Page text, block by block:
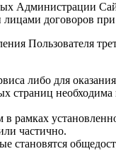
Администрации
договоров
Пользователя
либо для
страниц
рамках
частично.
становятся